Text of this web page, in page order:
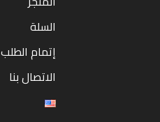
السلة
إتمام الطلب
الاتصال بنا